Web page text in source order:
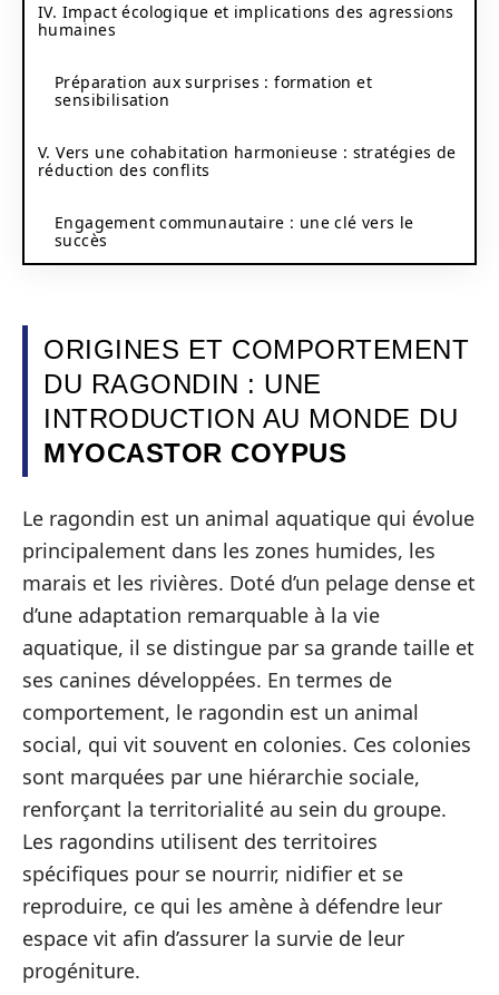
IV. Impact écologique et implications des agressions
humaines
Préparation aux surprises : formation et
sensibilisation
V. Vers une cohabitation harmonieuse : stratégies de
réduction des conflits
Engagement communautaire : une clé vers le
succès
ORIGINES ET COMPORTEMENT
DU RAGONDIN : UNE
INTRODUCTION AU MONDE DU
MYOCASTOR COYPUS
Le ragondin est un animal aquatique qui évolue
principalement dans les zones humides, les
marais et les rivières. Doté d’un pelage dense et
d’une adaptation remarquable à la vie
aquatique, il se distingue par sa grande taille et
ses canines développées. En termes de
comportement, le ragondin est un animal
social, qui vit souvent en colonies. Ces colonies
sont marquées par une hiérarchie sociale,
renforçant la territorialité au sein du groupe.
Les ragondins utilisent des territoires
spécifiques pour se nourrir, nidifier et se
reproduire, ce qui les amène à défendre leur
espace vit afin d’assurer la survie de leur
progéniture.